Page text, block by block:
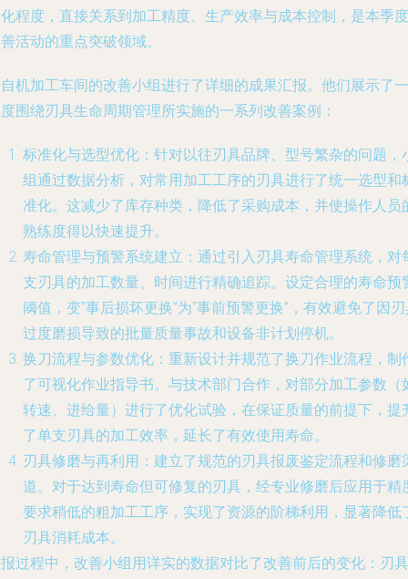
程度，直接关系到加工精度、生产效率与成本控制，是本季度
活动的重点突破领域。
机加工车间的改善小组进行了详细的成果汇报。他们展示了一
围绕刃具生命周期管理所实施的一系列改善案例：
标准化与选型优化 ：针对以往刃具品牌、型号繁杂的问题，
组通过数据分析，对常用加工工序的刃具进行了统一选型和
准化。这减少了库存种类，降低了采购成本，并使操作人员
熟练度得以快速提升。
寿命管理与预警系统建立 ：通过引入刃具寿命管理系统，对
支刃具的加工数量、时间进行精确追踪。设定合理的寿命预
阈值，变“事后损坏更换”为“事前预警更换”，有效避免了因
过度磨损导致的批量质量事故和设备非计划停机。
换刀流程与参数优化 ：重新设计并规范了换刀作业流程，制
了可视化作业指导书。与技术部门合作，对部分加工参数（
转速、进给量）进行了优化试验，在保证质量的前提下，提
了单支刃具的加工效率，延长了有效使用寿命。
刃具修磨与再利用 ：建立了规范的刃具报废鉴定流程和修磨
道。对于达到寿命但可修复的刃具，经专业修磨后应用于精
要求稍低的粗加工工序，实现了资源的阶梯利用，显著降低
刃具消耗成本。
过程中，改善小组用详实的数据对比了改善前后的变化：刃具